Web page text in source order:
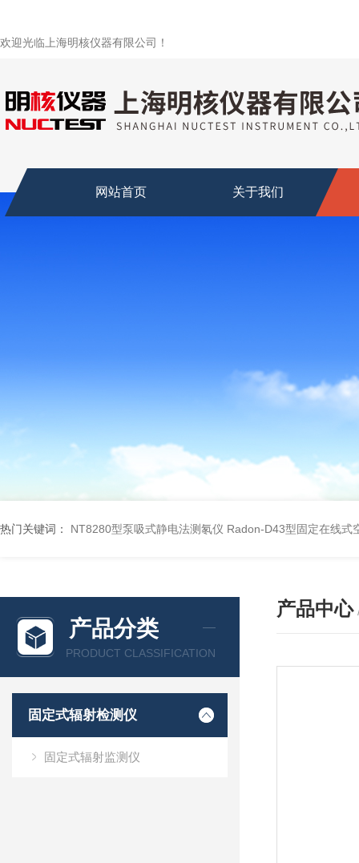
欢迎光临上海明核仪器有限公司！
网站首页 关于我们
热门关键词： NT8280型泵吸式静电法测氡仪 Radon-D43型固定在线式
产品分类
PRODUCT CLASSIFICATION
固定式辐射检测仪
固定式辐射监测仪
产品中心